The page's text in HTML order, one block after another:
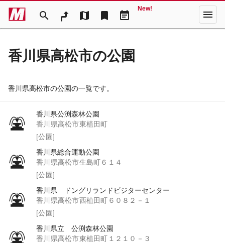
search map bookmark event_note
New! menu
香川県高松市の公園
香川県高松市の公園の一覧です。
香川県公渕森林公園
香川県高松市東植田町
[公園]
香川県総合運動公園
香川県高松市生島町６１４
[公園]
香川県 ドングリランドビジターセンター
香川県高松市西植田町６０８２－１
[公園]
香川県立 公渕森林公園
香川県高松市東植田町１２１０－３